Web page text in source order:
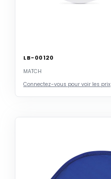
LB-00120
MATCH
Connectez-vous pour voir les prix